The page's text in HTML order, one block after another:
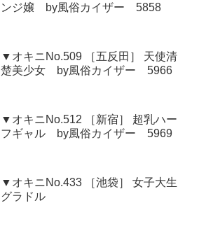
ンジ嬢 by風俗カイザー 5858
▼オキニNo.509 ［五反田］ 天使清
楚美少女 by風俗カイザー 5966
▼オキニNo.512 ［新宿］ 超乳ハー
フギャル by風俗カイザー 5969
▼オキニNo.433 ［池袋］ 女子大生
グラドル